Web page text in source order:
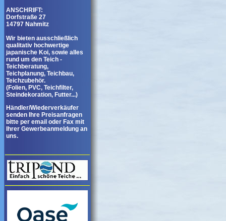
ANSCHRIFT:
Dorfstraße 27
14797 Nahmitz
Wir bieten ausschließlich
qualitativ hochwertige
japanische Koi, sowie alles
rund um den Teich -
Teichberatung,
Teichplanung, Teichbau,
Teichzubehör.
(Folien, PVC, Teichfilter,
Steindekoration, Futter...)
Händler/Wiederverkäufer
senden Ihre Preisanfragen
bitte per email oder Fax mit
Ihrer Gewerbeanmeldung an
uns.